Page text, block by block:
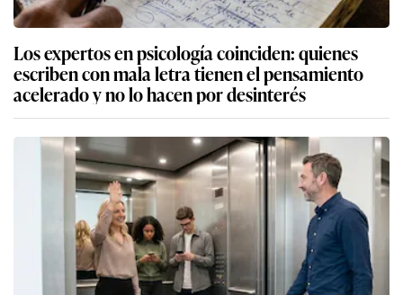
Los expertos en psicología coinciden: quienes
escriben con mala letra tienen el pensamiento
acelerado y no lo hacen por desinterés